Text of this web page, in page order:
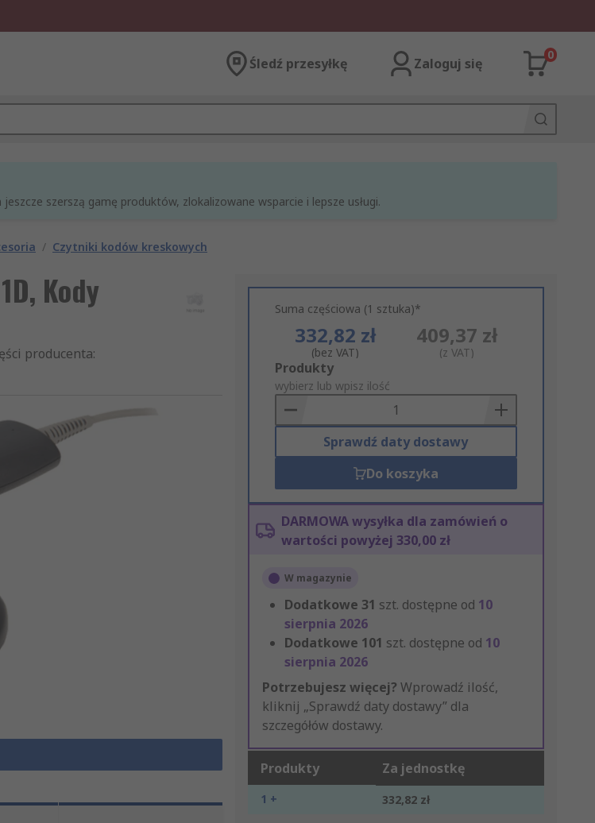
Śledź przesyłkę Zaloguj się
0
szerszą gamę produktów, zlokalizowane wsparcie i lepsze usługi.
/ Czytniki kodów kreskowych
Kody
producenta:
Suma częściowa (1 sztuka)*
332,82 zł
(bez VAT)
409,37 zł
(z VAT)
Add
to
Basket
Produkty
wybierz lub wpisz ilość
Sprawdź daty dostawy
Do koszyka
DARMOWA wysyłka dla zamówień o
wartości powyżej 330,00 zł
W magazynie
Dodatkowe 31 szt. dostępne od 10
sierpnia 2026
Dodatkowe 101 szt. dostępne od 10
sierpnia 2026
Potrzebujesz więcej? Wprowadź ilość,
kliknij „Sprawdź daty dostawy” dla
szczegółów dostawy.
Produkty Za jednostkę
1 + 332,82 zł